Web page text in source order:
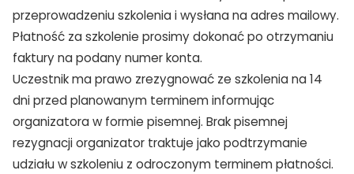
przeprowadzeniu szkolenia i wysłana na adres mailowy.
Płatność za szkolenie prosimy dokonać po otrzymaniu
faktury na podany numer konta.
Uczestnik ma prawo zrezygnować ze szkolenia na 14
dni przed planowanym terminem informując
organizatora w formie pisemnej. Brak pisemnej
rezygnacji organizator traktuje jako podtrzymanie
udziału w szkoleniu z odroczonym terminem płatności.